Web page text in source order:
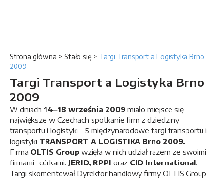
Strona główna > Stało się > Targi Transport a Logistyka Brno
2009
Targi Transport a Logistyka Brno
2009
W dniach 14‒18 września 2009 miało miejsce się
największe w Czechach spotkanie firm z dziedziny
transportu i logistyki – 5 międzynarodowe targi transportu i
logistyki TRANSPORT A LOGISTIKA Brno 2009.
Firma OLTIS Group wzięła w nich udział razem ze swoimi
firmami- córkami: JERID, RPPI oraz CID International.
Targi skomentował Dyrektor handlowy firmy OLTIS Group